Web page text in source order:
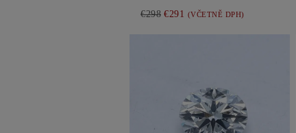
€298 €291 (VČETNĚ DPH)